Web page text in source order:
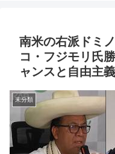
南米の右派ドミ
コ・フジモリ氏
ャンスと自由主
未分類